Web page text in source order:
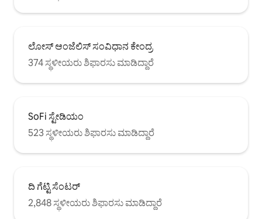
ಲೋಸ್ ಆಂಜೆಲಿಸ್ ಸಂವಿಧಾನ ಕೇಂದ್ರ
374 ಸ್ಥಳೀಯರು ಶಿಫಾರಸು ಮಾಡಿದ್ದಾರೆ
SoFi ಸ್ಟೇಡಿಯಂ
523 ಸ್ಥಳೀಯರು ಶಿಫಾರಸು ಮಾಡಿದ್ದಾರೆ
ದಿ ಗೆಟ್ಟಿ ಸೆಂಟರ್
2,848 ಸ್ಥಳೀಯರು ಶಿಫಾರಸು ಮಾಡಿದ್ದಾರೆ